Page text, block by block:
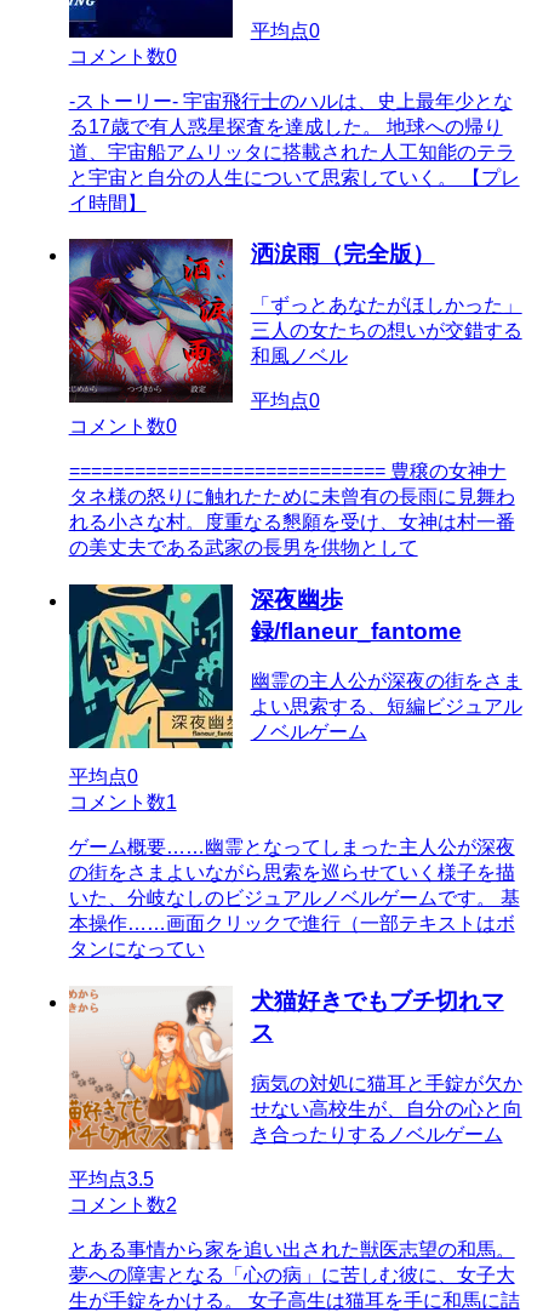
平均点0
コメント数0
-ストーリー- 宇宙飛行士のハルは、史上最年少とな
る17歳で有人惑星探査を達成した。 地球への帰り
道、宇宙船アムリッタに搭載された人工知能のテラ
と宇宙と自分の人生について思索していく。 【プレ
イ時間】
洒涙雨（完全版）
「ずっとあなたがほしかった」
三人の女たちの想いが交錯する
和風ノベル
平均点0
コメント数0
============================= 豊穣の女神ナ
タネ様の怒りに触れたために未曾有の長雨に見舞わ
れる小さな村。度重なる懇願を受け、女神は村一番
の美丈夫である武家の長男を供物として
深夜幽歩
録/flaneur_fantome
幽霊の主人公が深夜の街をさま
よい思索する、短編ビジュアル
ノベルゲーム
平均点0
コメント数1
ゲーム概要……幽霊となってしまった主人公が深夜
の街をさまよいながら思索を巡らせていく様子を描
いた、分岐なしのビジュアルノベルゲームです。 基
本操作……画面クリックで進行（一部テキストはボ
タンになってい
犬猫好きでもブチ切れマ
ス
病気の対処に猫耳と手錠が欠か
せない高校生が、自分の心と向
き合ったりするノベルゲーム
平均点3.5
コメント数2
とある事情から家を追い出された獣医志望の和馬。
夢への障害となる「心の病」に苦しむ彼に、女子大
生が手錠をかける。 女子高生は猫耳を手に和馬に詰